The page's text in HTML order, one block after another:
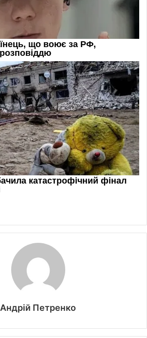
Андрій Петренко